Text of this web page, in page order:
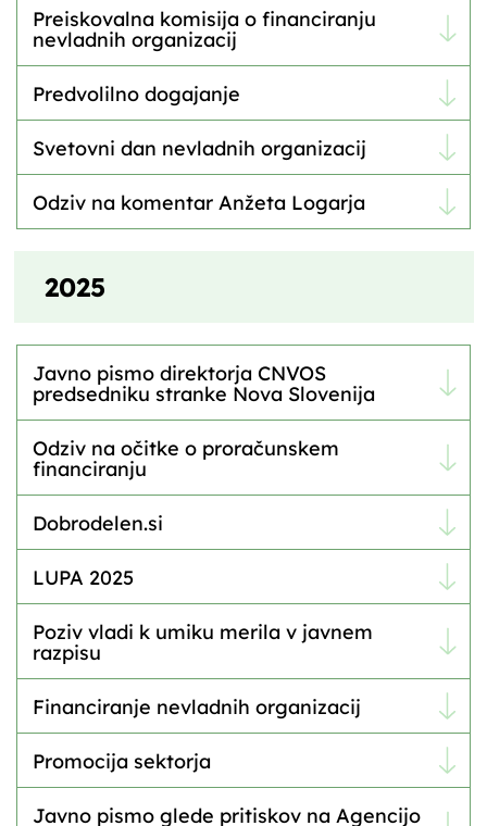
Preiskovalna komisija o financiranju
nevladnih organizacij
Predvolilno dogajanje
Svetovni dan nevladnih organizacij
Odziv na komentar Anžeta Logarja
2025
Javno pismo direktorja CNVOS
predsedniku stranke Nova Slovenija
Odziv na očitke o proračunskem
financiranju
Dobrodelen.si
LUPA 2025
Poziv vladi k umiku merila v javnem
razpisu
Financiranje nevladnih organizacij
Promocija sektorja
Javno pismo glede pritiskov na Agencijo